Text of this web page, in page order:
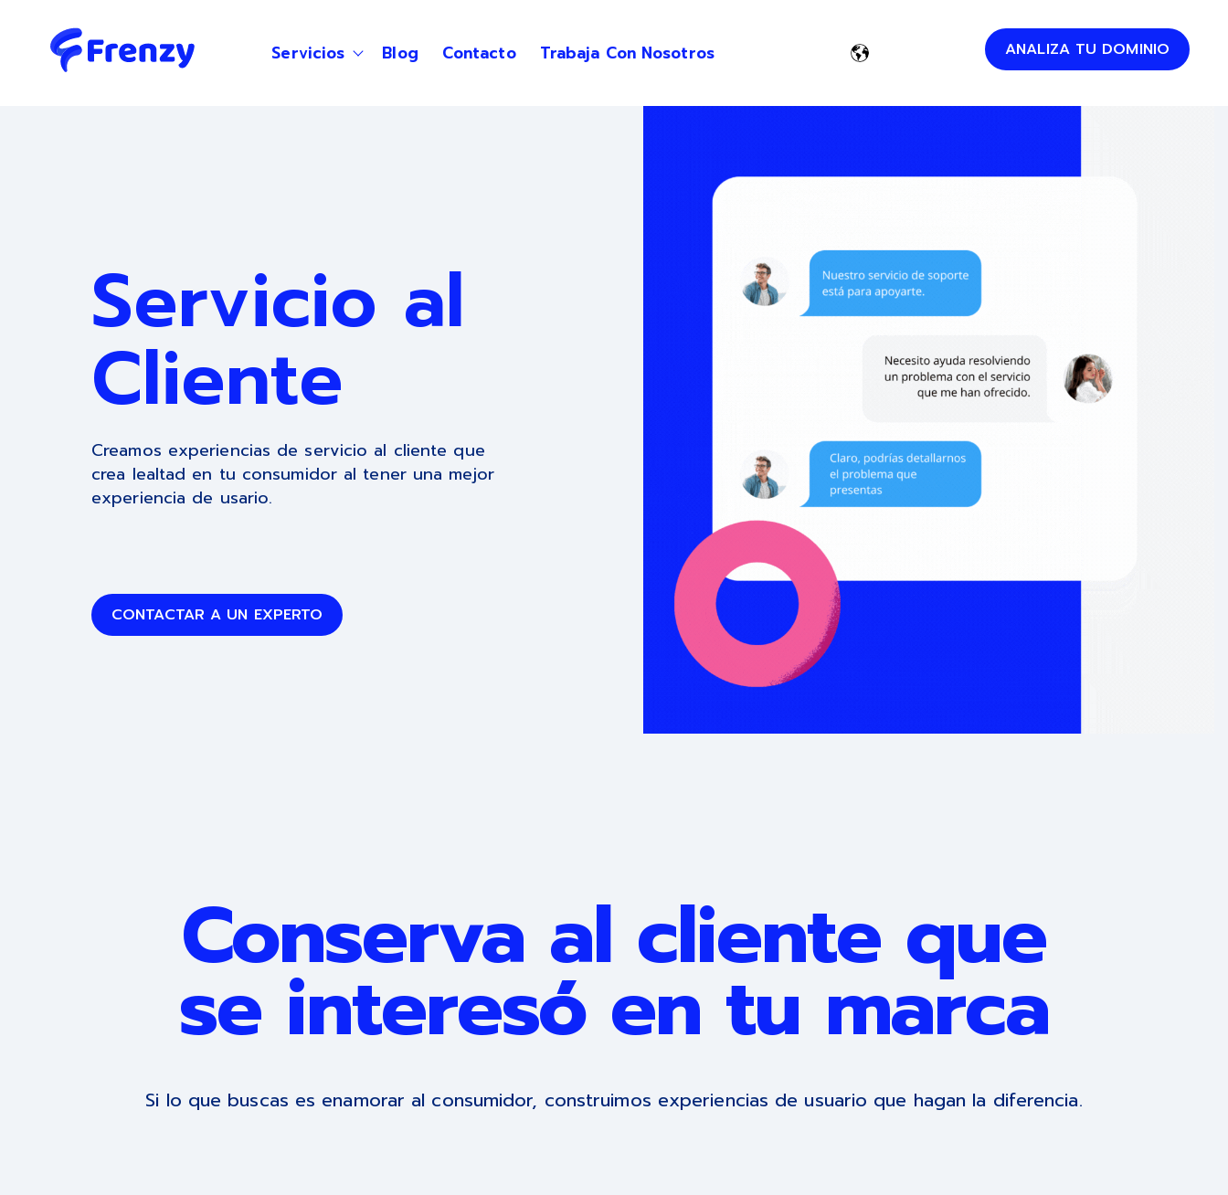
Servicios Show submenu for Servicios
Blog Contacto Trabaja Con Nosotros ANALIZA TU DOMINIO
Servicio al
Cliente
Creamos experiencias de servicio al cliente que
crea lealtad en tu consumidor al tener una mejor
experiencia de usario.
CONTACTAR A UN EXPERTO
Conserva al cliente que
se interesó en tu marca
Si lo que buscas es enamorar al consumidor, construimos experiencias de usuario que hagan la diferencia.